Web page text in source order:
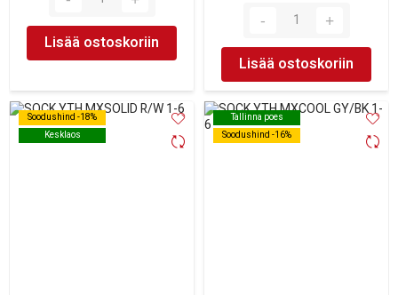
Lisää ostoskoriin
Lisää ostoskoriin
Soodushind -18%
Kesklaos
Soodushind -18%
Kesklaos
Tallinna poes
Soodushind -16%
Tallinna poes
Soodushind -16%